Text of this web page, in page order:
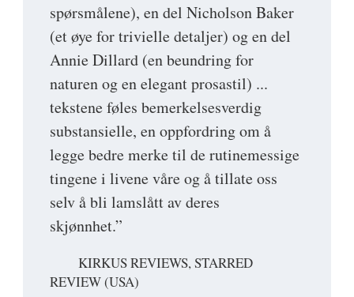
spørsmålene), en del Nicholson Baker
(et øye for trivielle detaljer) og en del
Annie Dillard (en beundring for
naturen og en elegant prosastil) ...
tekstene føles bemerkelsesverdig
substansielle, en oppfordring om å
legge bedre merke til de rutinemessige
tingene i livene våre og å tillate oss
selv å bli lamslått av deres
skjønnhet.”
KIRKUS REVIEWS, STARRED
REVIEW (USA)